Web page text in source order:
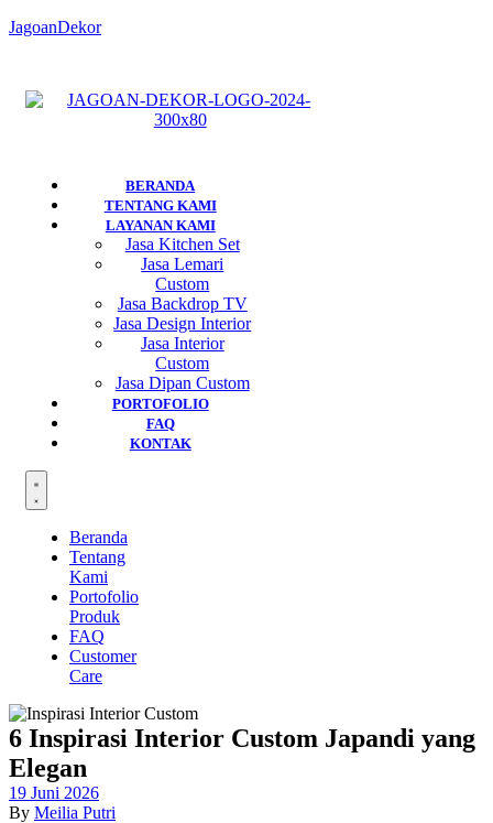
JagoanDekor
BERANDA
TENTANG KAMI
LAYANAN KAMI
Jasa Kitchen Set
Jasa Lemari
Custom
Jasa Backdrop TV
Jasa Design Interior
Jasa Interior
Custom
Jasa Dipan Custom
PORTOFOLIO
FAQ
KONTAK
Beranda
Tentang
Kami
Portofolio
Produk
FAQ
Customer
Care
6 Inspirasi Interior Custom Japandi yang
Elegan
19 Juni 2026
By Meilia Putri